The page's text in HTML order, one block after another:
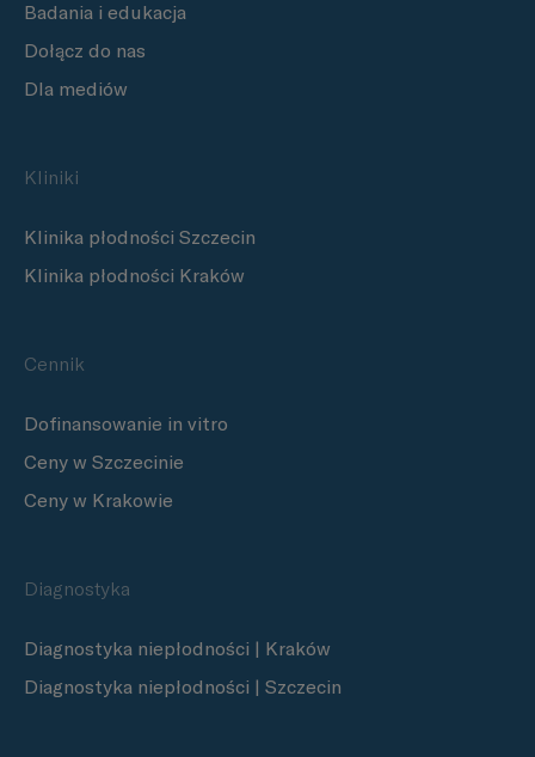
Badania i edukacja
Dołącz do nas
Dla mediów
Kliniki
Klinika płodności Szczecin
Klinika płodności Kraków
Cennik
Dofinansowanie in vitro
Ceny w Szczecinie
Ceny w Krakowie
Diagnostyka
Diagnostyka niepłodności | Kraków
Diagnostyka niepłodności | Szczecin